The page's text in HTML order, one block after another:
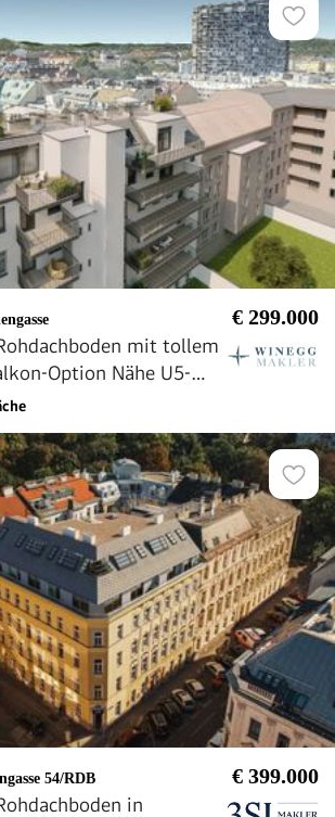
€ 299.000
mit tollem
Option Nähe U5-
Platz"!
54/RDB € 399.000
in